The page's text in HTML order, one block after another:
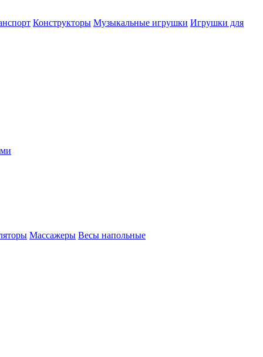
Конструкторы Музыкальные игрушки Игрушки для
Массажеры Весы напольные